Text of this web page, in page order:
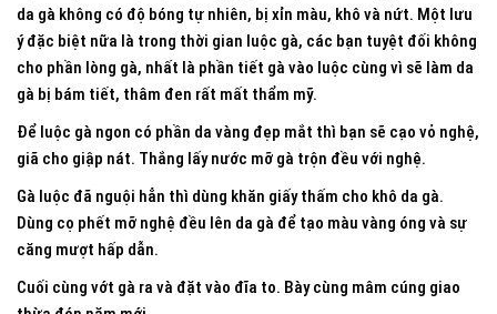
da gà không có độ bóng tự nhiên, bị xỉn màu, khô và nứt. Một lưu
ý đặc biệt nữa là trong thời gian luộc gà, các bạn tuyệt đối không
cho phần lòng gà, nhất là phần tiết gà vào luộc cùng vì sẽ làm da
gà bị bám tiết, thâm đen rất mất thẩm mỹ.
Để luộc gà ngon có phần da vàng đẹp mắt thì bạn sẽ cạo vỏ nghệ,
giã cho giập nát. Thắng lấy nước mỡ gà trộn đều với nghệ.
Gà luộc đã nguội hẳn thì dùng khăn giấy thấm cho khô da gà.
Dùng cọ phết mỡ nghệ đều lên da gà để tạo màu vàng óng và sự
căng mượt hấp dẫn.
Cuối cùng vớt gà ra và đặt vào đĩa to. Bày cùng mâm cúng giao